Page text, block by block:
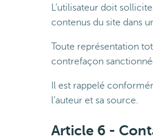
L’utilisateur doit
contenus du site dans
Toute représentation
contrefaçon
Il est rappelé
l’auteur et sa source.
Article 6 -